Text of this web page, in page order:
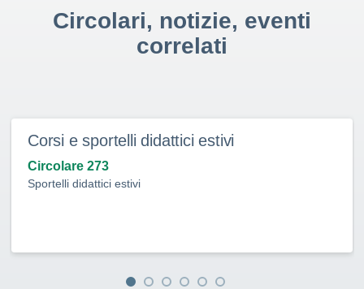
Circolari, notizie, eventi
correlati
Corsi e sportelli didattici estivi
Circolare 273
Sportelli didattici estivi